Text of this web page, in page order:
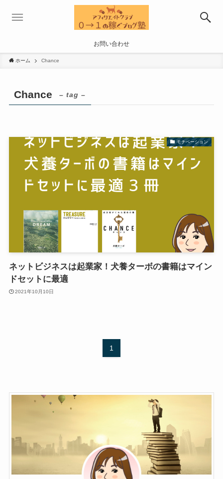
お問い合わせ
ホーム Chance
Chance – tag –
モチベーション
ネットビジネスは起業家！犬養ターボの書籍はマイン
ドセットに最適
2021年10月10日
1